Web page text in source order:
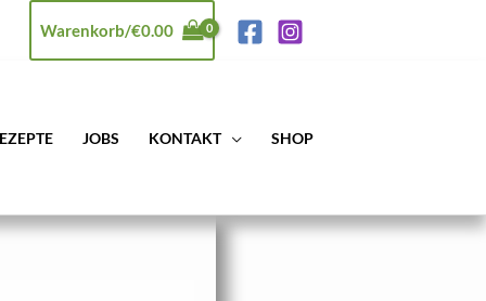
Warenkorb/€0.00
JOBS KONTAKT SHOP